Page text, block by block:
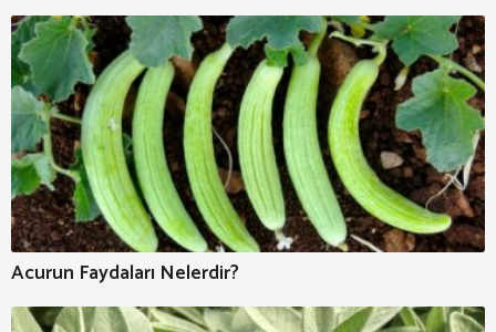
Acurun Faydaları Nelerdir?